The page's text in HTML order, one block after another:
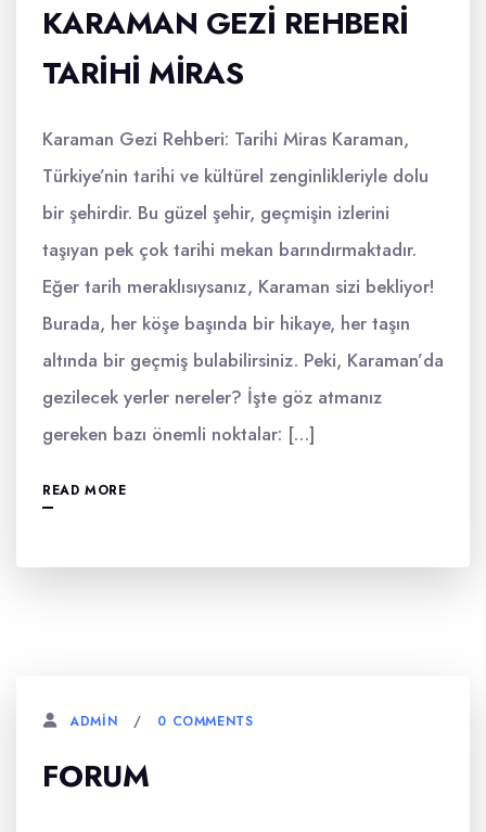
KARAMAN GEZI REHBERI
TARIHI MIRAS
Karaman Gezi Rehberi: Tarihi Miras Karaman,
Türkiye’nin tarihi ve kültürel zenginlikleriyle dolu
bir şehirdir. Bu güzel şehir, geçmişin izlerini
taşıyan pek çok tarihi mekan barındırmaktadır.
Eğer tarih meraklısıysanız, Karaman sizi bekliyor!
Burada, her köşe başında bir hikaye, her taşın
altında bir geçmiş bulabilirsiniz. Peki, Karaman’da
gezilecek yerler nereler? İşte göz atmanız
gereken bazı önemli noktalar: […]
READ MORE
ADMIN 0 COMMENTS
FORUM